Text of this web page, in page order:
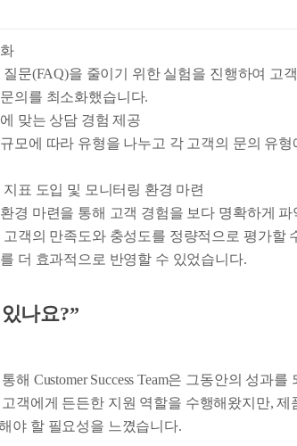
문(FAQ)을 줄이기 위한 실험을 진행하여 고
의를 최소화했습니다.
맞는 상담 경험 제공
모에 따라 유형을 나누고 각 고객의 문의 유
표 도입 및 모니터링 환경 마련
경 마련을 통해 고객 경험을 보다 명확하게
객의 만족도와 충성도를 정량적으로 평가할
더 효과적으로 반영할 수 있었습니다.
나요?”
해 Customer Success Team은 그동안의 성과
객에게 든든한 지원 역할을 수행해왔지만,
야 할 필요성을 느꼈습니다.